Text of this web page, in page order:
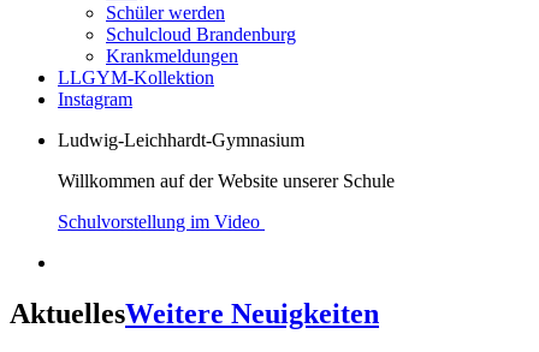
Schüler werden
Schulcloud Brandenburg
Krankmeldungen
LLGYM-Kollektion
Instagram
Ludwig-Leichhardt-Gymnasium
Willkommen auf der Website unserer Schule
Schulvorstellung im Video
AktuellesWeitere Neuigkeiten